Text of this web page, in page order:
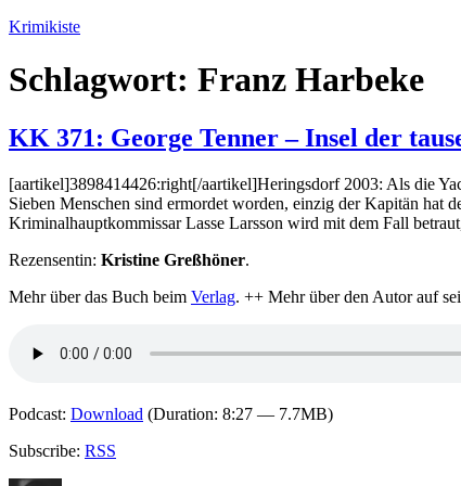
Zum
springen
Krimikiste
Schlagwort: Franz Harbeke
KK 371: George Tenner – Insel der
[aartikel]3898414426:right[/aartikel]Heringsdorf 2003: Als die
Sieben Menschen sind ermordet worden, einzig der Kapitän
Kriminalhauptkommissar Lasse Larsson wird mit dem Fall
Rezensentin: Kristine Greßhöner.
Mehr über das Buch beim Verlag. ++ Mehr über den Autor auf
Podcast: Download (Duration: 8:27 — 7.7MB)
Subscribe: RSS